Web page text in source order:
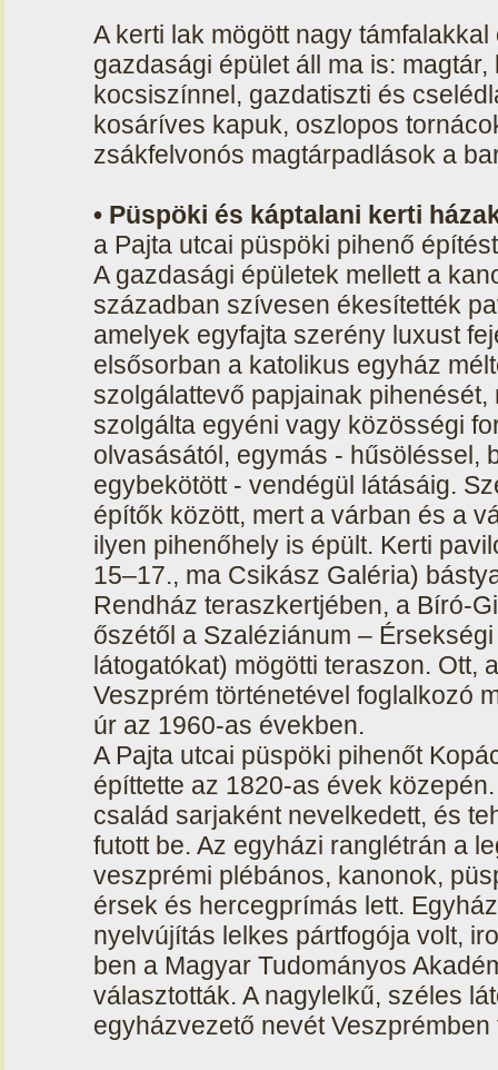
A kerti lak mögött nagy
gazdasági épület áll ma is:
kocsiszínnel, gazdatiszti és
kosáríves kapuk, oszlopos
zsákfelvonós magtárpadlások a
• Püspöki és káptalani kerti
a Pajta utcai püspöki pihenő
A gazdasági épületek mellett a
században szívesen ékesítették
amelyek egyfajta szerény luxust
elsősorban a katolikus egyház
szolgálattevő papjainak
szolgálta egyéni vagy közösségi
olvasásától, egymás - hűsöléssel,
egybekötött - vendégül látásáig.
építők között, mert a várban és a
ilyen pihenőhely is épült. Kerti
15–17., ma Csikász Galéria)
Rendház teraszkertjében, a Bíró-
őszétől a Szaléziánum –
látogatókat) mögötti teraszon. Ott,
Veszprém történetével foglalkozó
úr az 1960-as években.
A Pajta utcai püspöki pihenőt
építtette az 1820-as évek
család sarjaként nevelkedett, és
futott be. Az egyházi ranglétrán a
veszprémi plébános, kanonok,
érsek és hercegprímás lett.
nyelvújítás lelkes pártfogója volt,
ben a Magyar Tudományos
választották. A nagylelkű, széles
egyházvezető nevét